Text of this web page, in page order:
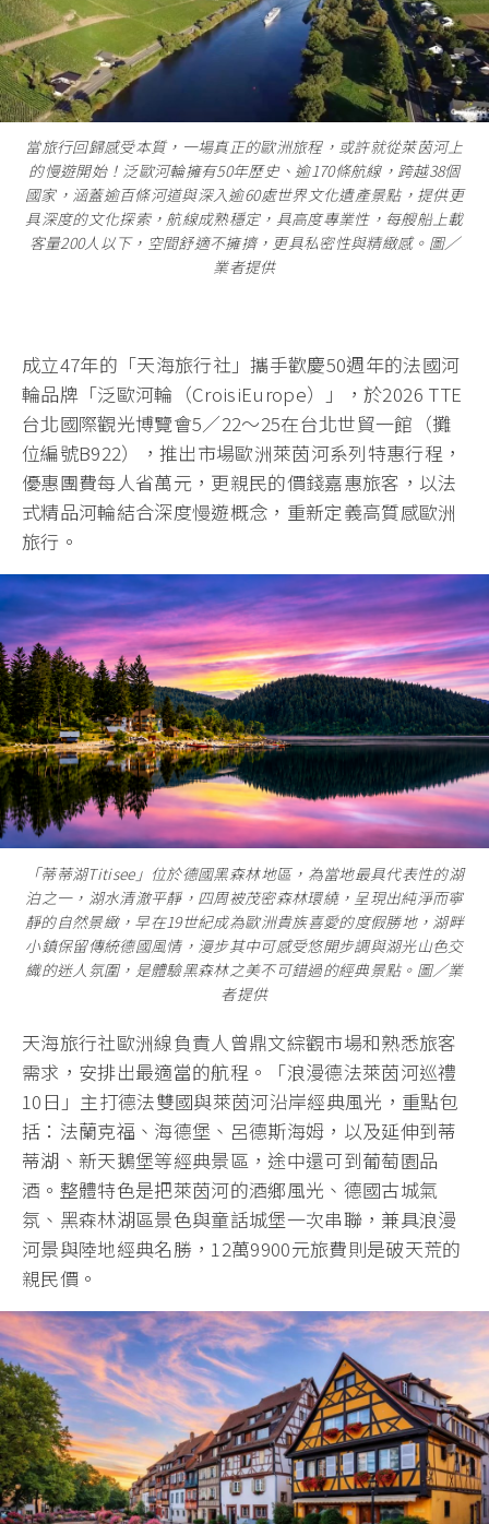
當旅行回歸感受本質，一場真正的歐洲旅程，或許就從萊茵河上
的慢遊開始！泛歐河輪擁有50年歷史、逾170條航線，跨越38個
國家，涵蓋逾百條河道與深入逾60處世界文化遺產景點，提供更
具深度的文化探索，航線成熟穩定，具高度專業性，每艘船上載
客量200人以下，空間舒適不擁擠，更具私密性與精緻感。圖／
業者提供
成立47年的「天海旅行社」攜手歡慶50週年的法國河
輪品牌「泛歐河輪（CroisiEurope）」，於2026 TTE
台北國際觀光博覽會5／22～25在台北世貿一館（攤
位編號B922），推出市場歐洲萊茵河系列特惠行程，
優惠團費每人省萬元，更親民的價錢嘉惠旅客，以法
式精品河輪結合深度慢遊概念，重新定義高質感歐洲
旅行。
「蒂蒂湖Titisee」位於德國黑森林地區，為當地最具代表性的湖
泊之一，湖水清澈平靜，四周被茂密森林環繞，呈現出純淨而寧
靜的自然景緻，早在19世紀成為歐洲貴族喜愛的度假勝地，湖畔
小鎮保留傳統德國風情，漫步其中可感受悠開步調與湖光山色交
織的迷人氛圍，是體驗黑森林之美不可錯過的經典景點。圖／業
者提供
天海旅行社歐洲線負責人曾鼎文綜觀市場和熟悉旅客
需求，安排出最適當的航程。「浪漫德法萊茵河巡禮
10日」主打德法雙國與萊茵河沿岸經典風光，重點包
括：法蘭克福、海德堡、呂德斯海姆，以及延伸到蒂
蒂湖、新天鵝堡等經典景區，途中還可到葡萄園品
酒。整體特色是把萊茵河的酒鄉風光、德國古城氣
氛、黑森林湖區景色與童話城堡一次串聯，兼具浪漫
河景與陸地經典名勝，12萬9900元旅費則是破天荒的
親民價。